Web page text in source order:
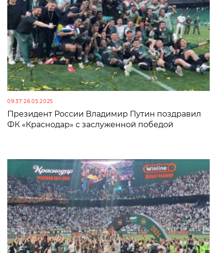
09:37 26.05.2025
Президент России Владимир Путин поздравил
ФК «Краснодар» с заслуженной победой